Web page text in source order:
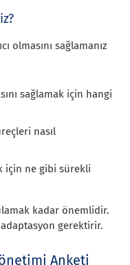
olmasını sağlamanız
sağlamak için hangi
nasıl
için ne gibi sürekli
kadar önemlidir.
gerektirir.
Anketi